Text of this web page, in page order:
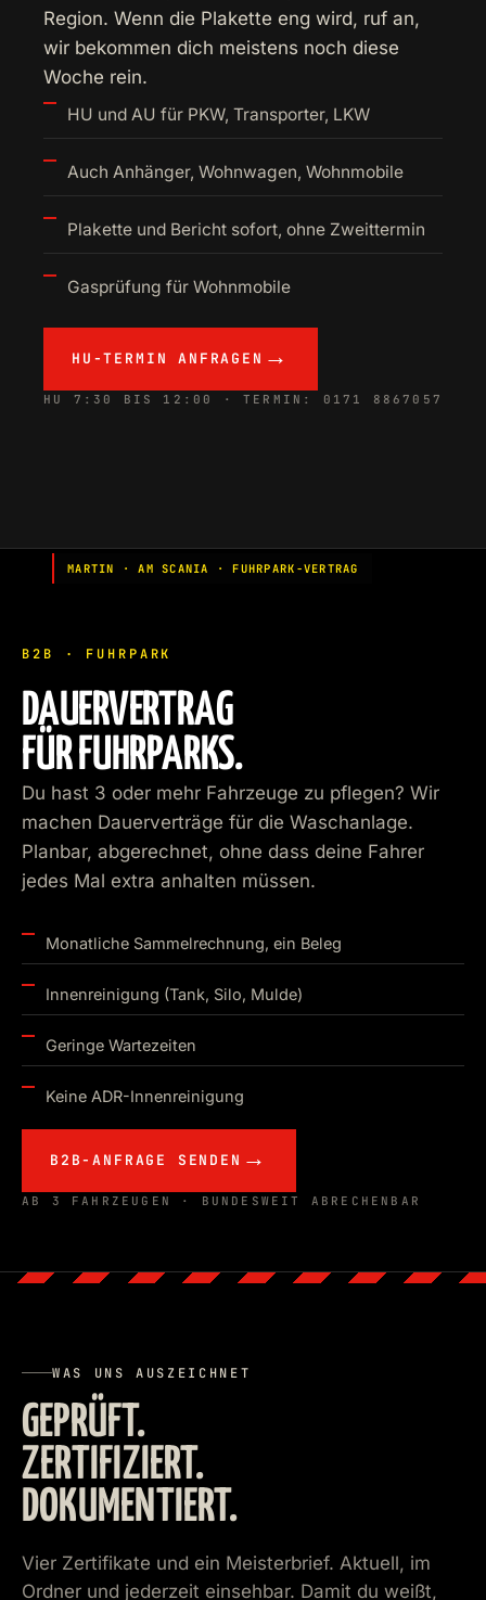
Region. Wenn die Plakette eng wird, ruf an,
wir bekommen dich meistens noch diese
Woche rein.
HU und AU für PKW, Transporter, LKW
Auch Anhänger, Wohnwagen, Wohnmobile
Plakette und Bericht sofort, ohne Zweittermin
Gasprüfung für Wohnmobile
HU-TERMIN ANFRAGEN
HU 7:30 BIS 12:00 · TERMIN: 0171 8867057
MARTIN · AM SCANIA · FUHRPARK-VERTRAG
B2B · FUHRPARK
DAUER­VERTRAG
FÜR FUHRPARKS.
Du hast 3 oder mehr Fahrzeuge zu pflegen? Wir
machen Dauerverträge für die Waschanlage.
Planbar, abgerechnet, ohne dass deine Fahrer
jedes Mal extra anhalten müssen.
Monatliche Sammelrechnung, ein Beleg
Innenreinigung (Tank, Silo, Mulde)
Geringe Wartezeiten
Keine ADR-Innenreinigung
B2B-ANFRAGE SENDEN
AB 3 FAHRZEUGEN · BUNDESWEIT ABRECHENBAR
WAS UNS AUSZEICHNET
GEPRÜFT.
ZERTIFIZIERT.
DOKUMENTIERT.
Vier Zertifikate und ein Meisterbrief. Aktuell, im
Ordner und jederzeit einsehbar. Damit du weißt,